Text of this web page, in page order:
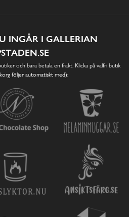
INGÅR I GALLERIAN
och bara betala en frakt. Klicka på valfri butik
följer automatiskt med):